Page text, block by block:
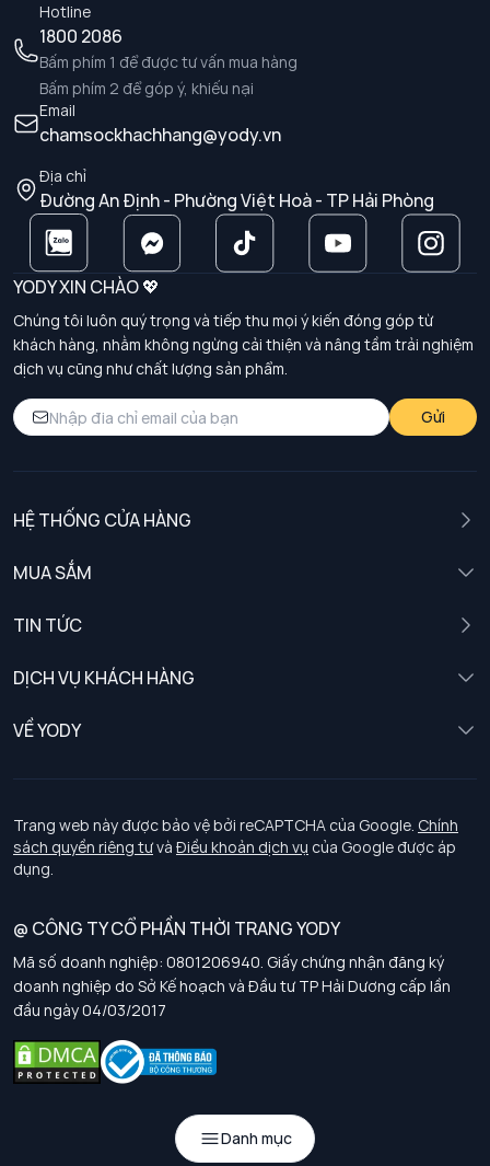
Danh mục
Hotline
1800 2086
Bấm phím 1 để được tư vấn mua hàng
Bấm phím 2 để góp ý, khiếu nại
Email
chamsockhachhang@yody.vn
Địa chỉ
Đường An Định - Phường Việt Hoà - TP Hải Phòng
YODY XIN CHÀO 💖
Chúng tôi luôn quý trọng và tiếp thu mọi ý kiến đóng góp từ
khách hàng, nhằm không ngừng cải thiện và nâng tầm trải nghiệm
dịch vụ cũng như chất lượng sản phẩm.
Gửi
HỆ THỐNG CỬA HÀNG
MUA SẮM
TIN TỨC
DỊCH VỤ KHÁCH HÀNG
Chính sách khách hàng thân thiết
Chính sách bảo vệ dữ liệu cá nhân
Chính sách thanh toán, giao nhận
Chính sách chất lượng và an toàn sức khoẻ nghề nghiệp
Chính sách đơn đồng phục
Hướng dẫn chọn kích thước
VỀ YODY
Tuyển dụng
Trang web này được bảo vệ bởi reCAPTCHA của Google. Chính
sách quyền riêng tưvà Điều khoản dịch vụ của Google được áp
dụng.
@ CÔNG TY CỔ PHẦN THỜI TRANG YODY
Mã số doanh nghiệp: 0801206940. Giấy chứng nhận đăng ký
doanh nghiệp do Sở Kế hoạch và Đầu tư TP Hải Dương cấp lần
đầu ngày 04/03/2017